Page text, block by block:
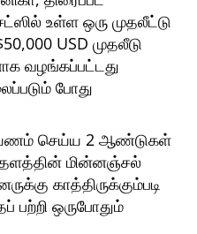
உள்ள ஒரு முதலீட்டு
USD முதலீடு
வழங்கப்பட்டது
போது
பயணம் செய்ய 2 ஆண்டுகள்
மின்னஞ்சல்
காத்திருக்கும்படி
பற்றி ஒருபோதும்